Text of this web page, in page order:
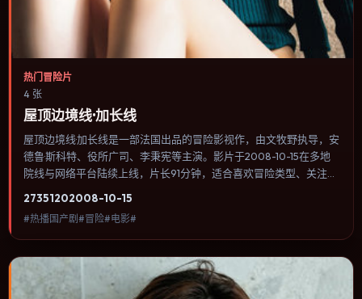
热门冒险片
4 张
屋顶边境线·加长线
屋顶边境线·加长线是一部法国出品的冒险影视作，由文牧野执导，安
德鲁·斯科特、役所广司、李秉宪等主演。影片于2008-10-15在多地
院线与网络平台陆续上线，片长91分钟，适合喜欢冒险类型、关注人
与视听语言统一，可作为休闲观影或类型片补片的选择。
27351202008-10-15
#热播国产剧#冒险#电影#